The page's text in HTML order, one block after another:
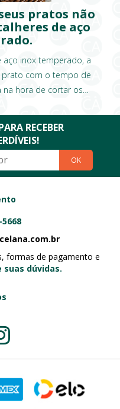
pratos não
de aço
aço inox temperado, a
prato com o tempo de
hora de cortar os
RECEBER
OK
5668
formas de pagamento e
suas dúvidas.